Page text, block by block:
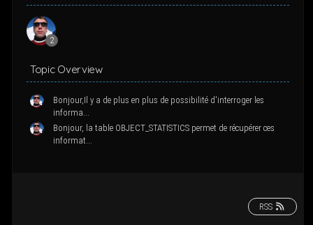
2
Topic Overview
Bonjour,Il y a de plus en plus de possibilité d'interroger les
informa...
Bonjour, la table OBJECT_STATISTICS permet de récupérer ces
informat...
RSS